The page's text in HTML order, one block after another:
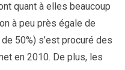
quant à elles beaucoup
à peu près égale de
50%) s’est procuré des
en 2010. De plus, les